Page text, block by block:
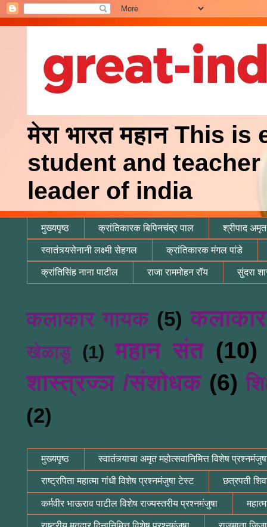
मेरा भारत महान This
student and
leader of india
मुख्यपृष्ठ क्रांतिकारक बिपिनचंद्र पाल श्रीपाद
स्वातंत्र्यसेनानी लक्ष्मी सेहगल क्रांतिकारक मंगल पांडे
क्रांतिसिंह नाना पाटील राजा राममोहन रॉय सुंदरा
कलाकार गायक (5)
खेळाडू (1) महान संत (10)
शास्त्रज्ञ /संशोधक (6)
(2)
मुख्यपृष्ठ स्वातंत्र्याचा अमृत महोत्सवानिमित्त विशेष
राष्ट्रपिता महात्मा गांधी विशेष प्रश्नमंजुषा टेस्ट छत्रपती
कर्मवीर भाऊराव पाटील विशेष राज्यस्तरीय प्रश्नमंजुषा